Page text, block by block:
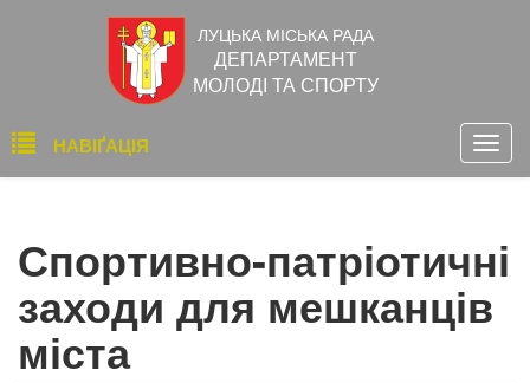
ЛУЦЬКА МІСЬКА РАДА
ДЕПАРТАМЕНТ
МОЛОДІ ТА СПОРТУ
Основна
навіґація
НАВІҐАЦІЯ
Спортивно-патріотичні
заходи для мешканців
міста